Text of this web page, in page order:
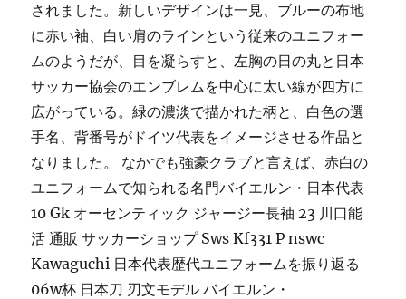
されました。新しいデザインは一見、ブルーの布地
に赤い袖、白い肩のラインという従来のユニフォー
ムのようだが、目を凝らすと、左胸の日の丸と日本
サッカー協会のエンブレムを中心に太い線が四方に
広がっている。緑の濃淡で描かれた柄と、白色の選
手名、背番号がドイツ代表をイメージさせる作品と
なりました。 なかでも強豪クラブと言えば、赤白の
ユニフォームで知られる名門バイエルン・日本代表
10 Gk オーセンティック ジャージー長袖 23 川口能
活 通販 サッカーショップ Sws Kf331 P nswc
Kawaguchi 日本代表歴代ユニフォームを振り返る
06w杯 日本刀 刃文モデル バイエルン・